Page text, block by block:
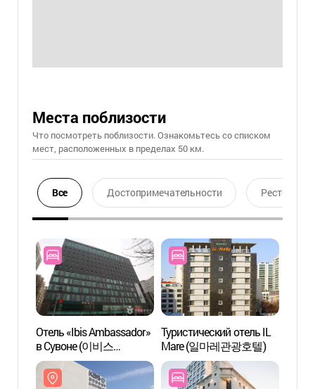
Места поблизости
Что посмотреть поблизости. Ознакомьтесь со списком
мест, расположенных в пределах 50 км.
Все Достопримечательности Ресторан
Отель «Ibis Ambassador»
в Сувоне (이비스
앰배서더 수원)
Туристический отель IL
Mare (일마레관광호텔)